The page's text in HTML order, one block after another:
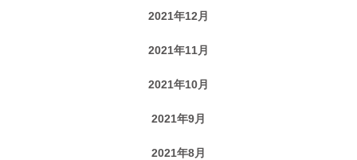
2021年12月
2021年11月
2021年10月
2021年9月
2021年8月